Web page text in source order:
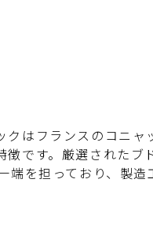
はフランスのコニャ
です。厳選されたブ
端を担っており、製造